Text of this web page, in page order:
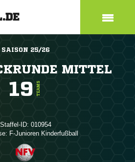
SAISON 25/26
MITTEL
19 TEAMS
Staffel-ID: 010954
F-Junioren Kinderfußball